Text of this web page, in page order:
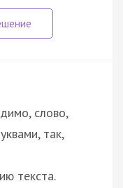
слово,
так,
текста.